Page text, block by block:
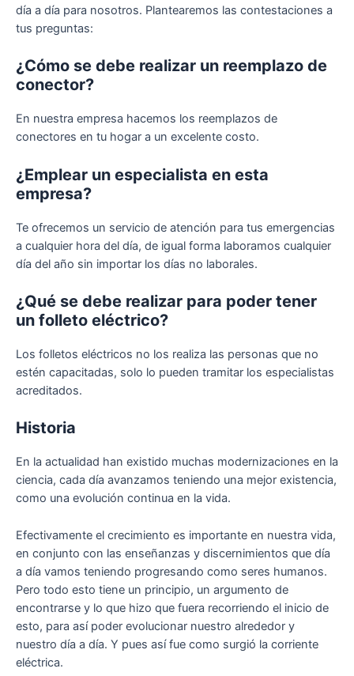
día a día para nosotros. Plantearemos las contestaciones a
tus preguntas:
¿Cómo se debe realizar un reemplazo de
conector?
En nuestra empresa hacemos los reemplazos de
conectores en tu hogar a un excelente costo.
¿Emplear un especialista en esta
empresa?
Te ofrecemos un servicio de atención para tus emergencias
a cualquier hora del día, de igual forma laboramos cualquier
día del año sin importar los días no laborales.
¿Qué se debe realizar para poder tener
un folleto eléctrico?
Los folletos eléctricos no los realiza las personas que no
estén capacitadas, solo lo pueden tramitar los especialistas
acreditados.
Historia
En la actualidad han existido muchas modernizaciones en la
ciencia, cada día avanzamos teniendo una mejor existencia,
como una evolución continua en la vida.
Efectivamente el crecimiento es importante en nuestra vida,
en conjunto con las enseñanzas y discernimientos que día
a día vamos teniendo progresando como seres humanos.
Pero todo esto tiene un principio, un argumento de
encontrarse y lo que hizo que fuera recorriendo el inicio de
esto, para así poder evolucionar nuestro alrededor y
nuestro día a día. Y pues así fue como surgió la corriente
eléctrica.